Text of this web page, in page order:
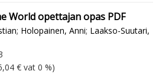
World opettajan opas PDF
; Holopainen, Anni; Laakso-Suutari,
hinta
vat€ vat 0 %)